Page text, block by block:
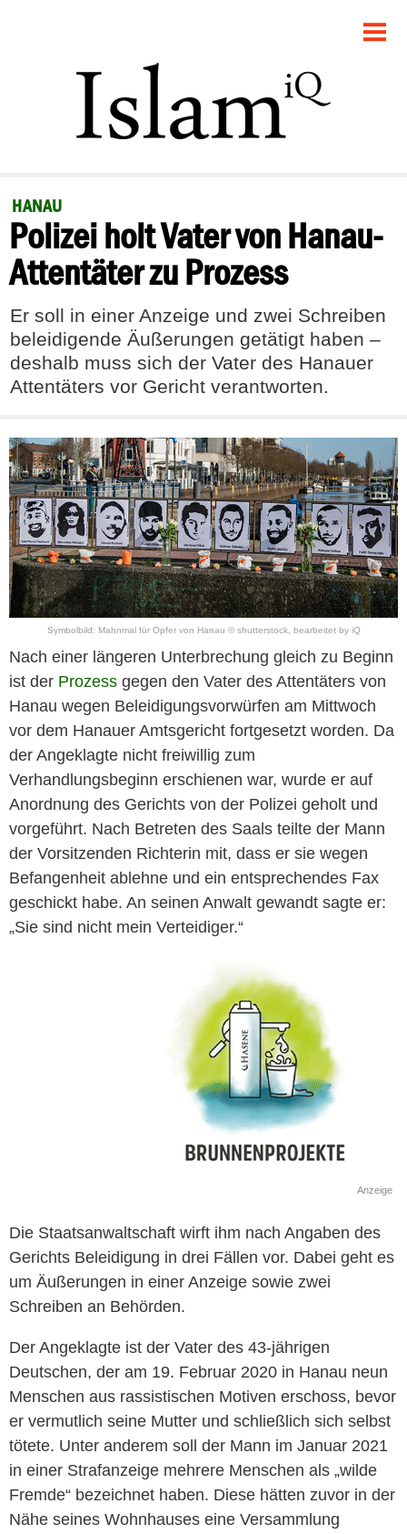
POLITIK
GESELLSCHAFT
RECHT
FEUILLETON
DEBATTE
HANAU
Polizei holt Vater von Hanau-
Attentäter zu Prozess
Er soll in einer Anzeige und zwei Schreiben
beleidigende Äußerungen getätigt haben –
deshalb muss sich der Vater des Hanauer
Attentäters vor Gericht verantworten.
Symbolbild: Mahnmal für Opfer von Hanau © shutterstock, bearbeitet by iQ
Nach einer längeren Unterbrechung gleich zu Beginn
ist der Prozess gegen den Vater des Attentäters von
Hanau wegen Beleidigungsvorwürfen am Mittwoch
vor dem Hanauer Amtsgericht fortgesetzt worden. Da
der Angeklagte nicht freiwillig zum
Verhandlungsbeginn erschienen war, wurde er auf
Anordnung des Gerichts von der Polizei geholt und
vorgeführt. Nach Betreten des Saals teilte der Mann
der Vorsitzenden Richterin mit, dass er sie wegen
Befangenheit ablehne und ein entsprechendes Fax
geschickt habe. An seinen Anwalt gewandt sagte er:
„Sie sind nicht mein Verteidiger.“
Anzeige
Die Staatsanwaltschaft wirft ihm nach Angaben des
Gerichts Beleidigung in drei Fällen vor. Dabei geht es
um Äußerungen in einer Anzeige sowie zwei
Schreiben an Behörden.
Der Angeklagte ist der Vater des 43-jährigen
Deutschen, der am 19. Februar 2020 in Hanau neun
Menschen aus rassistischen Motiven erschoss, bevor
er vermutlich seine Mutter und schließlich sich selbst
tötete. Unter anderem soll der Mann im Januar 2021
in einer Strafanzeige mehrere Menschen als „wilde
Fremde“ bezeichnet haben. Diese hätten zuvor in der
Nähe seines Wohnhauses eine Versammlung